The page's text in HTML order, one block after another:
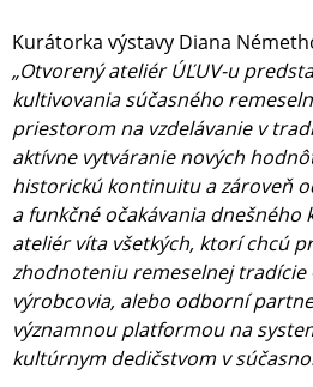
Kurátorka výstavy Diana
„Otvorený ateliér ÚĽUV-u
kultivovania súčasného
priestorom na vzdelávanie v
aktívne vytváranie nových
historickú kontinuitu a zároveň
a funkčné očakávania dnešného
ateliér víta všetkých, ktorí chcú
zhodnoteniu remeselnej tradície
výrobcovia, alebo odborní
významnou platformou na
kultúrnym dedičstvom v